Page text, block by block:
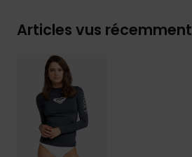
Articles vus récemment